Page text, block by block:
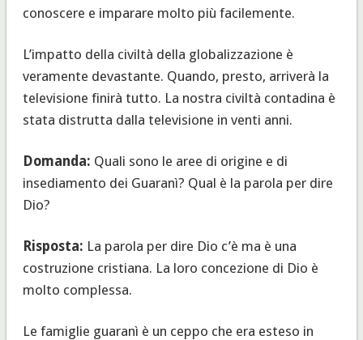
conoscere e imparare molto più facilemente.
L’impatto della civiltà della globalizzazione è
veramente devastante. Quando, presto, arriverà la
televisione finirà tutto. La nostra civiltà contadina è
stata distrutta dalla televisione in venti anni.
Domanda: Quali sono le aree di origine e di
insediamento dei Guaranì? Qual è la parola per dire
Dio?
Risposta: La parola per dire Dio c’è ma è una
costruzione cristiana. La loro concezione di Dio è
molto complessa.
Le famiglie guaranì è un ceppo che era esteso in